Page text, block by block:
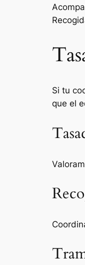
Si tu
que el